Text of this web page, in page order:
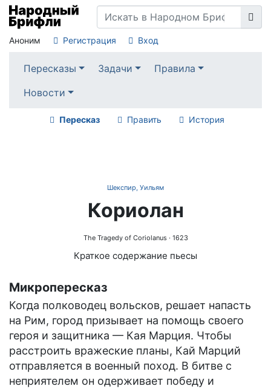
Аноним Регистрация Вход
Пересказы Задачи
Правила
Новости
Пересказ Править История
Шекспир, Уильям
Кориолан
The Tragedy of Coriolanus· 1623
Краткое содержание пьесы
Микропересказ
Когда полководец вольсков, решает напасть
на Рим, город призывает на помощь своего
героя и защитника — Кая Марция. Чтобы
расстроить вражеские планы, Кай Марций
отправляется в военный поход. В битве с
неприятелем он одерживает победу и